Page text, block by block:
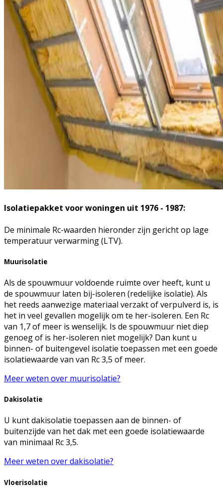
Isolatiepakket voor woningen uit 1976 - 1987:
De minimale Rc-waarden hieronder zijn gericht op lage
temperatuur verwarming (LTV).
Muurisolatie
Als de spouwmuur voldoende ruimte over heeft, kunt u
de spouwmuur laten bij-isoleren (redelijke isolatie). Als
het reeds aanwezige materiaal verzakt of verpulverd is, is
het in veel gevallen mogelijk om te her-isoleren. Een Rc
van 1,7 of meer is wenselijk. Is de spouwmuur niet diep
genoeg of is her-isoleren niet mogelijk? Dan kunt u
binnen- of buitengevel isolatie toepassen met een goede
isolatiewaarde van van Rc 3,5 of meer.
Meer weten over muurisolatie?
Dakisolatie
U kunt dakisolatie toepassen aan de binnen- of
buitenzijde van het dak met een goede isolatiewaarde
van minimaal Rc 3,5.
Meer weten over dakisolatie?
Vloerisolatie